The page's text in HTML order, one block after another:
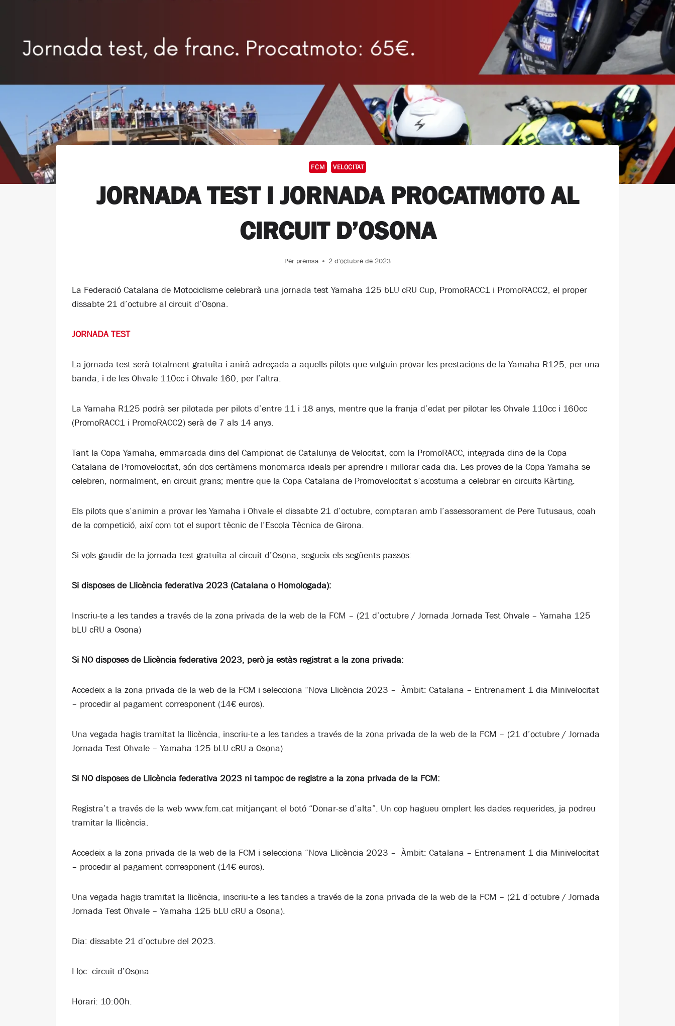
FCM VELOCITAT
JORNADA TEST I JORNADA PROCATMOTO AL
CIRCUIT D’OSONA
Per premsa 2 d'octubre de 2023
La Federació Catalana de Motociclisme celebrarà una jornada test Yamaha 125 bLU cRU Cup, PromoRACC1 i PromoRACC2, el proper
dissabte 21 d’octubre al circuit d’Osona.
JORNADA TEST
La jornada test serà totalment gratuïta i anirà adreçada a aquells pilots que vulguin provar les prestacions de la Yamaha R125, per una
banda, i de les Ohvale 110cc i Ohvale 160, per l’altra.
La Yamaha R125 podrà ser pilotada per pilots d’entre 11 i 18 anys, mentre que la franja d’edat per pilotar les Ohvale 110cc i 160cc
(PromoRACC1 i PromoRACC2) serà de 7 als 14 anys.
Tant la Copa Yamaha, emmarcada dins del Campionat de Catalunya de Velocitat, com la PromoRACC, integrada dins de la Copa
Catalana de Promovelocitat, són dos certàmens monomarca ideals per aprendre i millorar cada dia. Les proves de la Copa Yamaha se
celebren, normalment, en circuit grans; mentre que la Copa Catalana de Promovelocitat s’acostuma a celebrar en circuits Kàrting.
Els pilots que s’animin a provar les Yamaha i Ohvale el dissabte 21 d’octubre, comptaran amb l’assessorament de Pere Tutusaus, coah
de la competició, així com tot el suport tècnic de l’Escola Tècnica de Girona.
Si vols gaudir de la jornada test gratuïta al circuit d’Osona, segueix els següents passos:
Si disposes de Llicència federativa 2023 (Catalana o Homologada):
Inscriu-te a les tandes a través de la zona privada de la web de la FCM – (21 d’octubre / Jornada Jornada Test Ohvale – Yamaha 125
bLU cRU a Osona)
Si NO disposes de Llicència federativa 2023, però ja estàs registrat a la zona privada:
Accedeix a la zona privada de la web de la FCM i selecciona “Nova Llicència 2023 – Àmbit: Catalana – Entrenament 1 dia Minivelocitat
– procedir al pagament corresponent (14€ euros).
Una vegada hagis tramitat la llicència, inscriu-te a les tandes a través de la zona privada de la web de la FCM – (21 d’octubre / Jornada
Jornada Test Ohvale – Yamaha 125 bLU cRU a Osona)
Si NO disposes de Llicència federativa 2023 ni tampoc de registre a la zona privada de la FCM:
Registra’t a través de la web www.fcm.cat mitjançant el botó “Donar-se d’alta”. Un cop hagueu omplert les dades requerides, ja podreu
tramitar la llicència.
Accedeix a la zona privada de la web de la FCM i selecciona “Nova Llicència 2023 – Àmbit: Catalana – Entrenament 1 dia Minivelocitat
– procedir al pagament corresponent (14€ euros).
Una vegada hagis tramitat la llicència, inscriu-te a les tandes a través de la zona privada de la web de la FCM – (21 d’octubre / Jornada
Jornada Test Ohvale – Yamaha 125 bLU cRU a Osona).
Dia: dissabte 21 d’octubre del 2023.
Lloc: circuit d’Osona.
Horari: 10:00h.